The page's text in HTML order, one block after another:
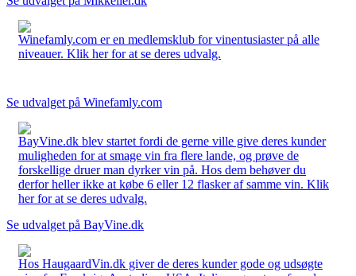
Winefamly.com er en medlemsklub for vinentusiaster på alle
niveauer. Klik her for at se deres udvalg.
Se udvalget på Winefamly.com
BayVine.dk blev startet fordi de gerne ville give deres kunder
muligheden for at smage vin fra flere lande, og prøve de
forskellige druer man dyrker vin på. Hos dem behøver du
derfor heller ikke at købe 6 eller 12 flasker af samme vin. Klik
her for at se deres udvalg.
Se udvalget på BayVine.dk
Hos HaugaardVin.dk giver de deres kunder gode og udsøgte